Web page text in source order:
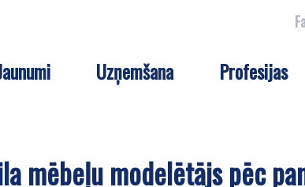
Uzņemšana Profesijas
mēbeļu modelētājs pēc